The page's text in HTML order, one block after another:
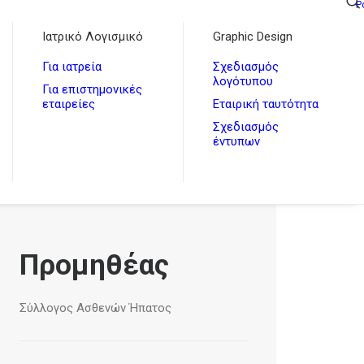
Ιατρικό Λογισμικό
Για ιατρεία
Για επιστημονικές
εταιρείες
Graphic Design
Σχεδιασμός
λογότυπου
Εταιρική ταυτότητα
Σχεδιασμός
έντυπων
Προμηθέας
Σύλλογος Ασθενών Ήπατος